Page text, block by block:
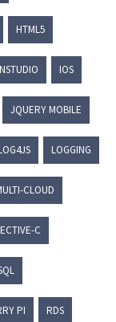
HTML5
IOS
JQUERY MOBILE
LOGGING
CLOUD
C
PI RDS